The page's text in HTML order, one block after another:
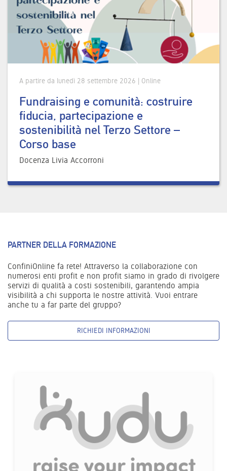
A partire da lunedì 28 settembre 2026 | Online
Fundraising e comunità: costruire
fiducia, partecipazione e
sostenibilità nel Terzo Settore –
Corso base
Docenza Livia Accorroni
PARTNER DELLA FORMAZIONE
ConfiniOnline fa rete! Attraverso la collaborazione con
numerosi enti profit e non profit siamo in grado di rivolgere
servizi di qualità a costi sostenibili, garantendo ampia
visibilità a chi supporta le nostre attività. Vuoi entrare
anche tu a far parte del gruppo?
RICHIEDI INFORMAZIONI